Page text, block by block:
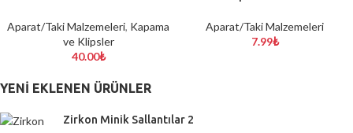
Aparat/Taki Malzemeleri, Kapama
ve Klipsler
40.00₺
Aparat/Taki Malzemeleri
7.99₺
YENI EKLENEN ÜRÜNLER
Zirkon Minik Sallantılar 2